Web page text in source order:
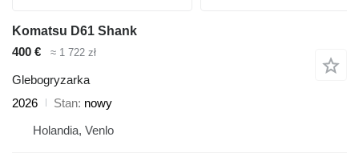
Komatsu D61 Shank
400 €
≈ 1 722 zł
Glebogryzarka
2026
Stan nowy
Holandia, Venlo